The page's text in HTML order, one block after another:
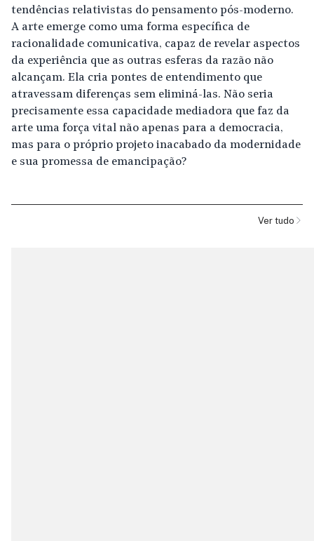
tendências relativistas do pensamento pós-moderno.
A arte emerge como uma forma específica de
racionalidade comunicativa, capaz de revelar aspectos
da experiência que as outras esferas da razão não
alcançam. Ela cria pontes de entendimento que
atravessam diferenças sem eliminá-las. Não seria
precisamente essa capacidade mediadora que faz da
arte uma força vital não apenas para a democracia,
mas para o próprio projeto inacabado da modernidade
e sua promessa de emancipação?
Ver tudo